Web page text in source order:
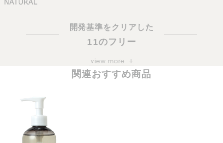
開発基準をクリアした
11のフリー
パラベン
マイクロプラスチッ
ク
石油系界面活性剤
合成着色料
view more
関連おすすめ商品